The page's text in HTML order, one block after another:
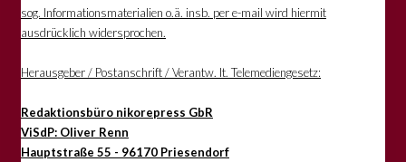
sog. Informationsmaterialien o.ä. insb. per e-mail wird hiermit
ausdrücklich widersprochen.
Herausgeber / Postanschrift / Verantw. lt. Telemediengesetz:
Redaktionsbüro nikorepress GbR
ViSdP: Oliver Renn
Hauptstraße 55 - 96170 Priesendorf